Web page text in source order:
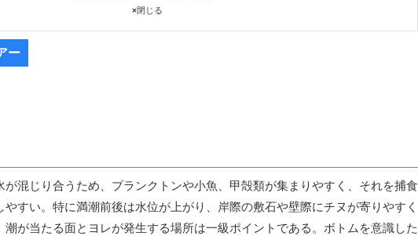
×閉じる
ー
が混じり合うため、プランクトンや小魚、甲殻類が集まりやすく、それを捕食
すい。特に満潮前後は水位が上がり、岸際の敷石や壁際にチヌが寄りやすく
潮が当たる面とヨレが発生する場所は一級ポイントである。ボトムを意識した